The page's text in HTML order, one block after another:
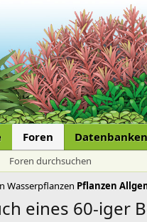
Foren Datenbanken
Foren durchsuchen
Wasserpflanzen Pflanzen
eines 60-iger